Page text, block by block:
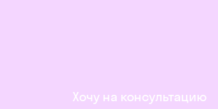
Хочу на консультацию